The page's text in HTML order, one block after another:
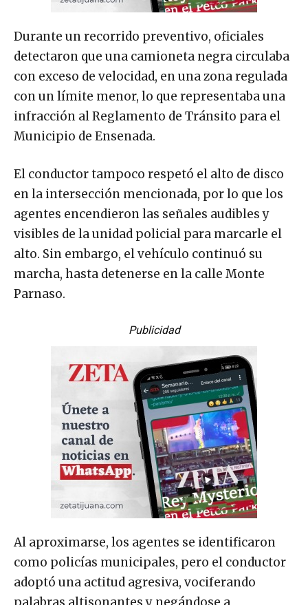
Durante un recorrido preventivo, oficiales
detectaron que una camioneta negra circulaba
con exceso de velocidad, en una zona regulada
con un límite menor, lo que representaba una
infracción al Reglamento de Tránsito para el
Municipio de Ensenada.
El conductor tampoco respetó el alto de disco
en la intersección mencionada, por lo que los
agentes encendieron las señales audibles y
visibles de la unidad policial para marcarle el
alto. Sin embargo, el vehículo continuó su
marcha, hasta detenerse en la calle Monte
Parnaso.
Publicidad
Al aproximarse, los agentes se identificaron
como policías municipales, pero el conductor
adoptó una actitud agresiva, vociferando